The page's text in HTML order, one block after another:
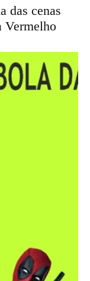
das cenas
Vermelho